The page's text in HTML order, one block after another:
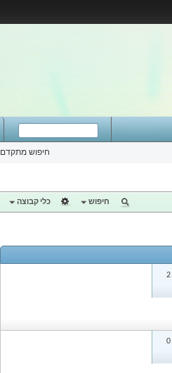
חיפוש מתקדם
חיפוש כלי קבוצה
2
0